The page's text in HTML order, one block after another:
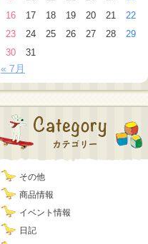
16
17 18 19 20 21
22
23
24 25 26 27 28
29
30
31
« 7月
その他
商品情報
イベント情報
日記